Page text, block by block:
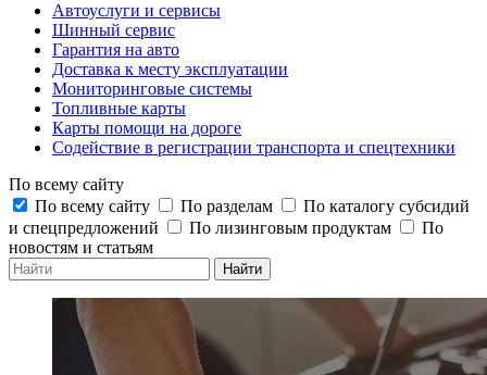
Автоуслуги и сервисы
Шинный сервис
Гарантия на авто
Доставка к месту эксплуатации
Мониторинговые системы
Топливные карты
Карты помощи на дороге
Содействие в регистрации транспорта и спецтехники
По всему сайту
По всему сайту
По разделам
По каталогу субсидий
и спецпредложений
По лизинговым продуктам
По
новостям и статьям
Найти